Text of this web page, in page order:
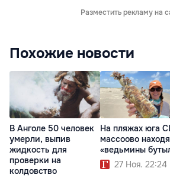
Разместить рекламу на
Похожие новости
В Анголе 50 человек
умерли, выпив
жидкость для
проверки на
колдовство
На пляжах юга
массоово
«ведьмины
27 Ноя. 22:24